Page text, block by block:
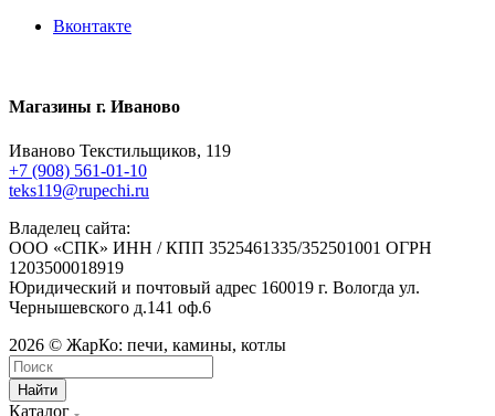
Вконтакте
Магазины г. Иваново
Иваново Текстильщиков, 119
+7 (908) 561-01-10
teks119@rupechi.ru
Владелец сайта:
ООО «СПК» ИНН / КПП 3525461335/352501001 ОГРН
1203500018919
Юридический и почтовый адрес 160019 г. Вологда ул.
Чернышевского д.141 оф.6
2026 © ЖарКо: печи, камины, котлы
Найти
Каталог